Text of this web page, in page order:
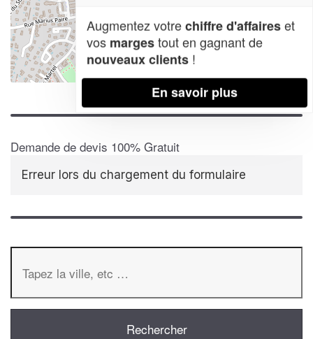
Leaflet| Map data ©OpenStreetMap contributors,CC-BY-SA
Demande de devis 100% Gratuit
Erreur lors du chargement du formulaire
Augmentez votrechiffre d'affaireset
vos margestout en gagnant de
nouveaux clients !
En savoir plus